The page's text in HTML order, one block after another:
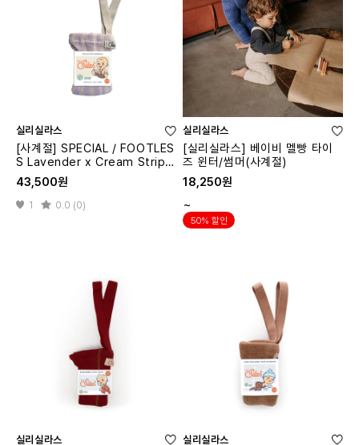
실리실라스
[사계절] SPECIAL / FOOTLES
S Lavender x Cream Stripe
d (무발)
43,500원
1 0.0 (0)
실리실라스
[실리실라스] 베이비 멜빵 타이
즈 윈터/썸머(사계절)
18,250원
~
50% 할인
실리실라스 실리실라스